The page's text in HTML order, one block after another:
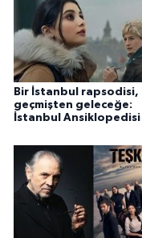
Bir İstanbul rapsodisi,
geçmişten geleceğe:
İstanbul Ansiklopedisi